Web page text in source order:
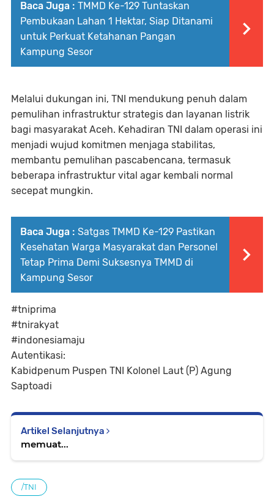
Baca Juga : TMMD Ke-129 Tuntaskan
Pembukaan Lahan 1 Hektar, Siap Ditanami
untuk Perkuat Ketahanan Pangan
Kampung Sesor
Melalui dukungan ini, TNI mendukung penuh dalam
pemulihan infrastruktur strategis dan layanan listrik
bagi masyarakat Aceh. Kehadiran TNI dalam operasi ini
menjadi wujud komitmen menjaga stabilitas,
membantu pemulihan pascabencana, termasuk
beberapa infrastruktur vital agar kembali normal
secepat mungkin.
Baca Juga : Satgas TMMD Ke-129 Pastikan
Kesehatan Warga Masyarakat dan Personel
Tetap Prima Demi Suksesnya TMMD di
Kampung Sesor
#tniprima
#tnirakyat
#indonesiamaju
Autentikasi:
Kabidpenum Puspen TNI Kolonel Laut (P) Agung
Saptoadi
Artikel Selanjutnya
memuat...
/TNI